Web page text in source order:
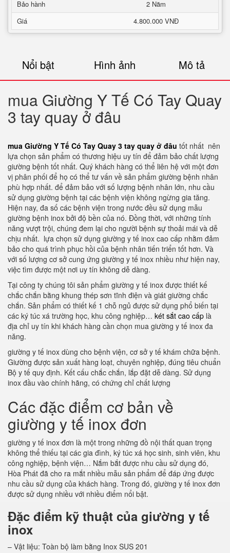
Bảo hành
2 Năm
Giá
4.800.000 VNĐ
Nổi bật Hình ảnh Mô tả
mua Giường Y Tế Có Tay Quay
3 tay quay ở đâu
mua Giường Y Tế Có Tay Quay 3 tay quay ở đâu tốt nhất nên
lựa chọn sản phẩm có thương hiệu uy tín để đảm bảo chất lượng
giường bệnh tốt nhất. Quý khách hàng có thể liên hệ với một đơn
vị phân phối để họ có thể tư vấn về sản phẩm giường bệnh nhân
phù hợp nhất. để đảm bảo với số lượng bệnh nhân lớn, nhu cầu
sử dụng giường bệnh tại các bệnh viện không ngừng gia tăng.
Hiện nay, đa số các bệnh viện trong nước đều sử dụng mẫu
giường bệnh inox bởi độ bền của nó. Đồng thời, với những tính
năng vượt trội, chúng đem lại cho người bệnh sự thoải mái và dễ
chịu nhất. lựa chọn sử dụng giường y tế inox cao cấp nhằm đảm
bảo cho quá trình phục hồi của bệnh nhân tiến triển tốt hơn. Và
với số lượng cơ sở cung ứng giường y tế inox nhiều như hiện nay,
việc tìm được một nơi uy tín không dễ dàng.
Tại công ty chúng tôi sản phẩm giường y tế inox được thiết kế
chắc chắn bằng khung thép sơn tĩnh điện và giát giường chắc
chắn. Sản phẩm có thiết kế 1 chỗ ngủ được sử dụng phổ biến tại
các ký túc xá trường học, khu công nghiệp… két sắt cao cấp là
địa chỉ uy tín khi khách hàng cần chọn mua giường y tế inox đa
năng.
giường y tế inox dùng cho bệnh viện, cơ sở y tế khám chữa bệnh.
Giường được sản xuất hàng loạt, chuyên nghiệp, đúng tiêu chuẩn
Bộ y tế quy định. Kết cấu chắc chắn, lắp đặt dễ dàng. Sử dụng
inox đầu vào chính hãng, có chứng chỉ chất lượng
Các đặc điểm cơ bản về
giường y tế inox đơn
giường y tế inox đơn là một trong những đồ nội thất quan trọng
không thể thiếu tại các gia đình, ký túc xá học sinh, sinh viên, khu
công nghiệp, bệnh viện… Nắm bắt được nhu cầu sử dụng đó,
Hòa Phát đã cho ra mắt nhiều mẫu sản phẩm để đáp ứng được
nhu cầu sử dụng của khách hàng. Trong đó, giường y tế inox đơn
được sử dụng nhiều với nhiều điểm nổi bật.
Đặc điểm kỹ thuật của giường y tế
inox
– Vật liệu: Toàn bộ làm bằng Inox SUS 201